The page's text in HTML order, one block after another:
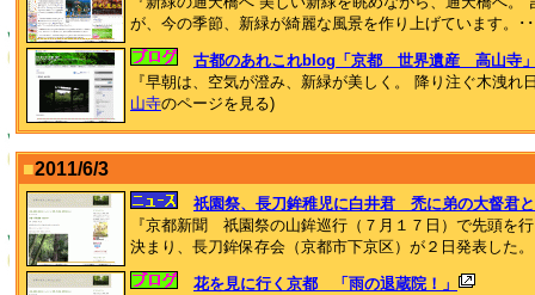
が、今の季節、新緑が綺麗な風景を作り上げています。･
古都のあれこれblog「京都 世界遺産 高山寺
『早朝は、空気が澄み、新緑が美しく。 降り注ぐ木洩
山寺のページを見る)
■2011/6/3
祇園祭、長刀鉾稚児に白井君 禿に弟の大督君
『京都新聞 祇園祭の山鉾巡行（７月１７日）で先頭を
決まり、長刀鉾保存会（京都市下京区）が２日発表した
花を見に行く京都 「雨の退蔵院！」